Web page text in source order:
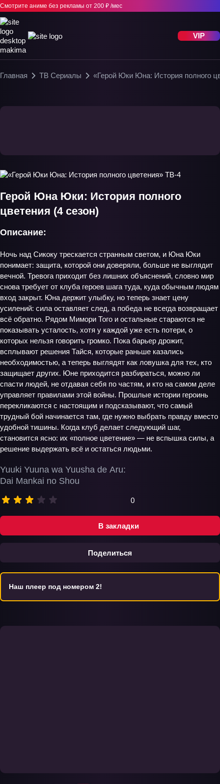
Смотрите аниме без рекламы от 200 ₽ /мес
VIP
Главная ТВ Сериалы «Герой Юки Юна: История полного
В закладки
Поделиться
Герой Юна Юки: История полного
цветения (4 сезон)
Yuuki Yuuna wa Yuusha de Aru:
Dai Mankai no Shou
0
Описание:
Ночь над Сикоку трескается странным светом, и Юна Юки
понимает: защита, которой они доверяли, больше не выглядит
вечной. Тревога приходит без лишних объяснений, словно мир
снова требует от клуба героев шага туда, куда обычным людям
вход закрыт. Юна держит улыбку, но теперь знает цену
усилений: сила оставляет след, а победа не всегда возвращает
всё обратно. Рядом Мимори Того и остальные стараются не
показывать усталость, хотя у каждой уже есть потери, о
которых нельзя говорить громко. Пока барьер дрожит,
всплывают решения Тайся, которые раньше казались
необходимостью, а теперь выглядят как ловушка для тех, кто
защищает других. Юне приходится разбираться, можно ли
спасти людей, не отдавая себя по частям, и кто на самом деле
управляет правилами этой войны. Прошлые истории героинь
перекликаются с настоящим и подсказывают, что самый
трудный бой начинается там, где нужно выбрать правду вместо
удобной тишины. Когда клуб делает следующий шаг,
становится ясно: их «полное цветение» — не вспышка силы, а
решение выдержать всё и остаться людьми.
Наш плеер под номером 2!